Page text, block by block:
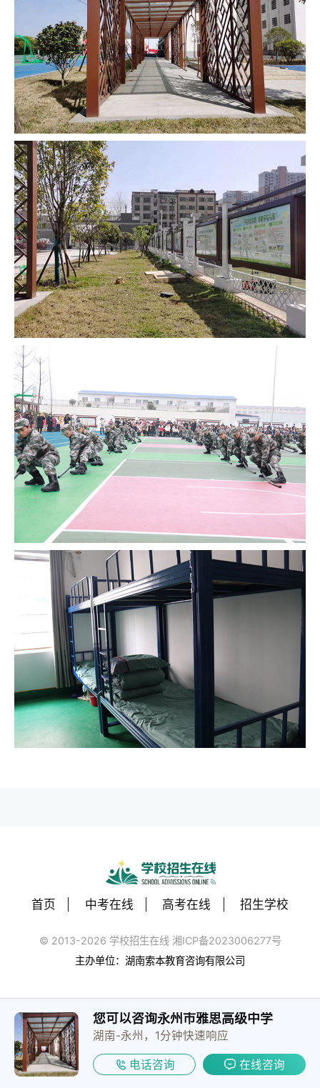
首页 中考在线 高考在线 招生学校
© 2013-2026 学校招生在线 湘ICP备2023006277号
主办单位：湖南索本教育咨询有限公司
您可以咨询永州市雅思高级中学
湖南-永州，1分钟快速响应
电话咨询 在线咨询